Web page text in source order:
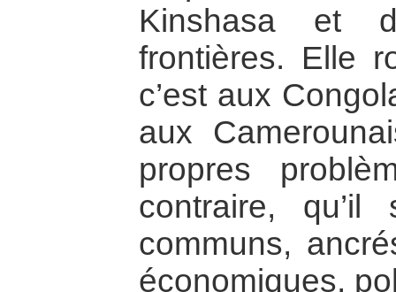
Kinshasa et
frontières. Elle
c’est aux
aux
propres
contraire, qu’il
communs,
économiques,